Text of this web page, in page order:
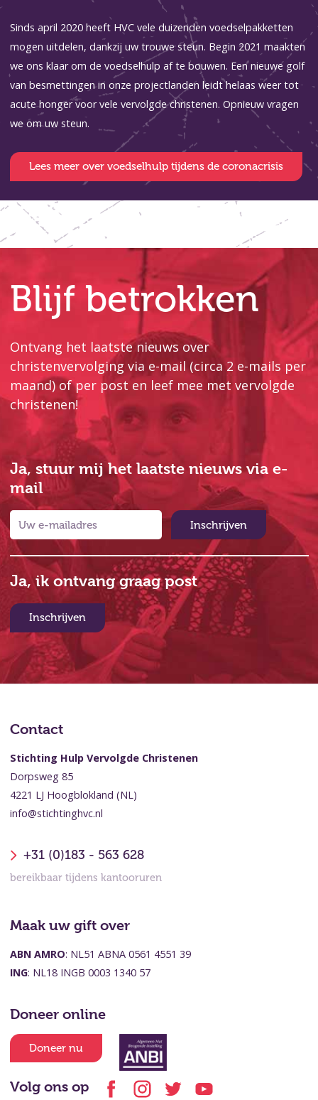
Sinds april 2020 heeft HVC vele duizenden voedselpakketten
mogen uitdelen, dankzij uw trouwe steun. Begin 2021 maakten
we ons klaar om de voedselhulp af te bouwen. Een nieuwe golf
van besmettingen in onze projectlanden leidt helaas weer tot
acute honger voor vele vervolgde christenen. Opnieuw vragen
we om uw steun.
Lees meer over voedselhulp tijdens de coronacrisis
Blijf betrokken
Ontvang het laatste nieuws over
christenvervolging via e-mail (circa 2 e-mails per
maand) of per post en leef mee met vervolgde
christenen!
Ja, stuur mij het laatste nieuws via e-
mail
Inschrijven
Ja, ik ontvang graag post
Inschrijven
Contact
Stichting Hulp Vervolgde Christenen
Dorpsweg 85
4221 LJ Hoogblokland (NL)
info@stichtinghvc.nl
+31 (0)183 - 563 628
bereikbaar tijdens kantooruren
Maak uw gift over
ABN AMRO: NL51 ABNA 0561 4551 39
ING: NL18 INGB 0003 1340 57
Doneer online
Doneer nu
Volg ons op